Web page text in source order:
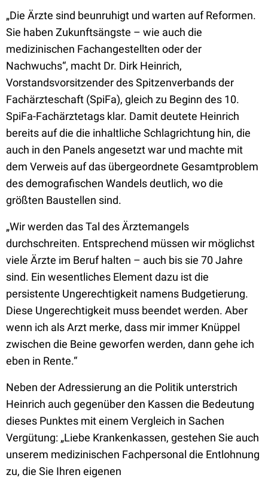
„Die Ärzte sind beunruhigt und warten auf Reformen.
Sie haben Zukunftsängste – wie auch die
medizinischen Fachangestellten oder der
Nachwuchs“, macht Dr. Dirk Heinrich,
Vorstandsvorsitzender des Spitzenverbands der
Fachärzteschaft (SpiFa), gleich zu Beginn des 10.
SpiFa-Fachärztetags klar. Damit deutete Heinrich
bereits auf die die inhaltliche Schlagrichtung hin, die
auch in den Panels angesetzt war und machte mit
dem Verweis auf das übergeordnete Gesamtproblem
des demografischen Wandels deutlich, wo die
größten Baustellen sind.
„Wir werden das Tal des Ärztemangels
durchschreiten. Entsprechend müssen wir möglichst
viele Ärzte im Beruf halten – auch bis sie 70 Jahre
sind. Ein wesentliches Element dazu ist die
persistente Ungerechtigkeit namens Budgetierung.
Diese Ungerechtigkeit muss beendet werden. Aber
wenn ich als Arzt merke, dass mir immer Knüppel
zwischen die Beine geworfen werden, dann gehe ich
eben in Rente.“
Neben der Adressierung an die Politik unterstrich
Heinrich auch gegenüber den Kassen die Bedeutung
dieses Punktes mit einem Vergleich in Sachen
Vergütung: „Liebe Krankenkassen, gestehen Sie auch
unserem medizinischen Fachpersonal die Entlohnung
zu, die Sie Ihren eigenen